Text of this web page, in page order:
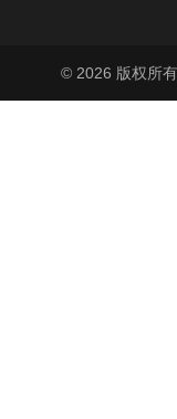
© 2026 版权所